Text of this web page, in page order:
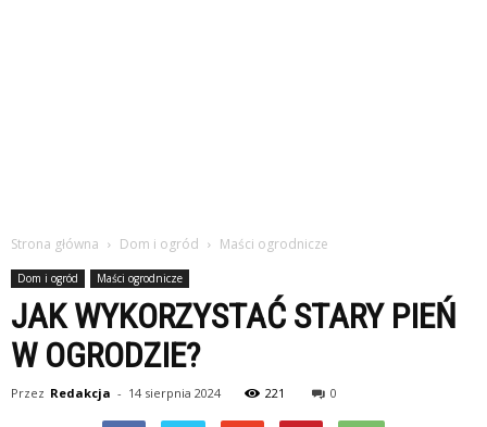
Strona główna Dom i ogród Maści ogrodnicze
Dom i ogród Maści ogrodnicze
JAK WYKORZYSTAĆ STARY PIEŃ
W OGRODZIE?
Przez Redakcja - 14 sierpnia 2024 221 0